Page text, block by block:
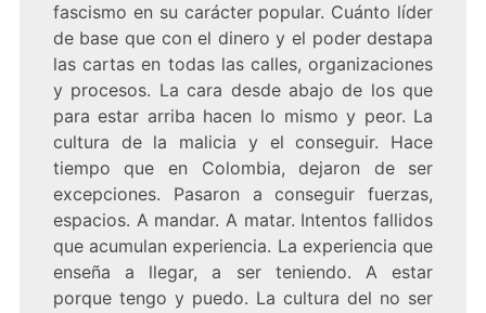
fascismo en su carácter popular. Cuánto líder
de base que con el dinero y el poder destapa
las cartas en todas las calles, organizaciones
y procesos. La cara desde abajo de los que
para estar arriba hacen lo mismo y peor. La
cultura de la malicia y el conseguir. Hace
tiempo que en Colombia, dejaron de ser
excepciones. Pasaron a conseguir fuerzas,
espacios. A mandar. A matar. Intentos fallidos
que acumulan experiencia. La experiencia que
enseña a llegar, a ser teniendo. A estar
porque tengo y puedo. La cultura del no ser